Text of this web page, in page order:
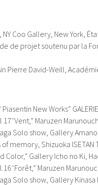
NY Coo Gallery, New York,
de projet soutenu par la
Pierre David-Weill,
New Works”
Maruzen
Solo show, Gallery
memory, Shizuoka ISETAN
Color,” Gallery Icho no Ki,
Maruzen
Solo show, Gallery Kinasa